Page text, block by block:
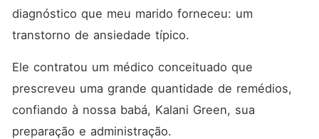
diagnóstico que meu marido forneceu: um
transtorno de ansiedade típico.
Ele contratou um médico conceituado que
prescreveu uma grande quantidade de remédios,
confiando à nossa babá, Kalani Green, sua
preparação e administração.